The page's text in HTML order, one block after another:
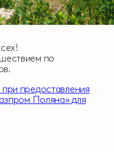
по
предоставления
Поляна» для